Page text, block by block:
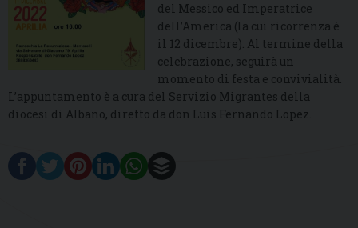
del Messico ed Imperatrice
dell’America (la cui ricorrenza è
il 12 dicembre). Al termine della
celebrazione, seguirà un
momento di festa e convivialità.
L’appuntamento è a cura del Servizio Migrantes della
diocesi di Albano, diretto da don Luis Fernando Lopez.